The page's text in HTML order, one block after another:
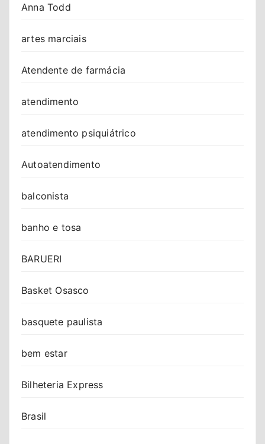
Anna Todd
artes marciais
Atendente de farmácia
atendimento
atendimento psiquiátrico
Autoatendimento
balconista
banho e tosa
BARUERI
Basket Osasco
basquete paulista
bem estar
Bilheteria Express
Brasil